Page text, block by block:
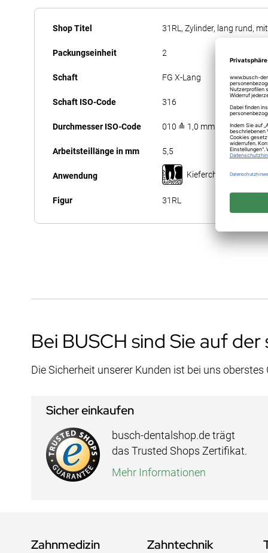
Anfang
springen
Mehr
Shop Titel 31RL, Zylinder, lang rund,
Packungseinheit 2
Schaft FG X-Lang
Schaft ISO-Code 316
Durchmesser ISO-Code 010 ≙ 1,0 mm
Arbeitsteillänge in mm 5,5
Anwendung Kieferchirurgie
Figur 31RL
Bei BUSCH sind Sie auf
Die Sicherheit unserer Kunden ist bei uns
Sicher einkaufen
busch-dentalshop.de trägt
das Trusted Shops Zertifikat.
Mehr Informationen
Zahnmedizin Zahntechnik